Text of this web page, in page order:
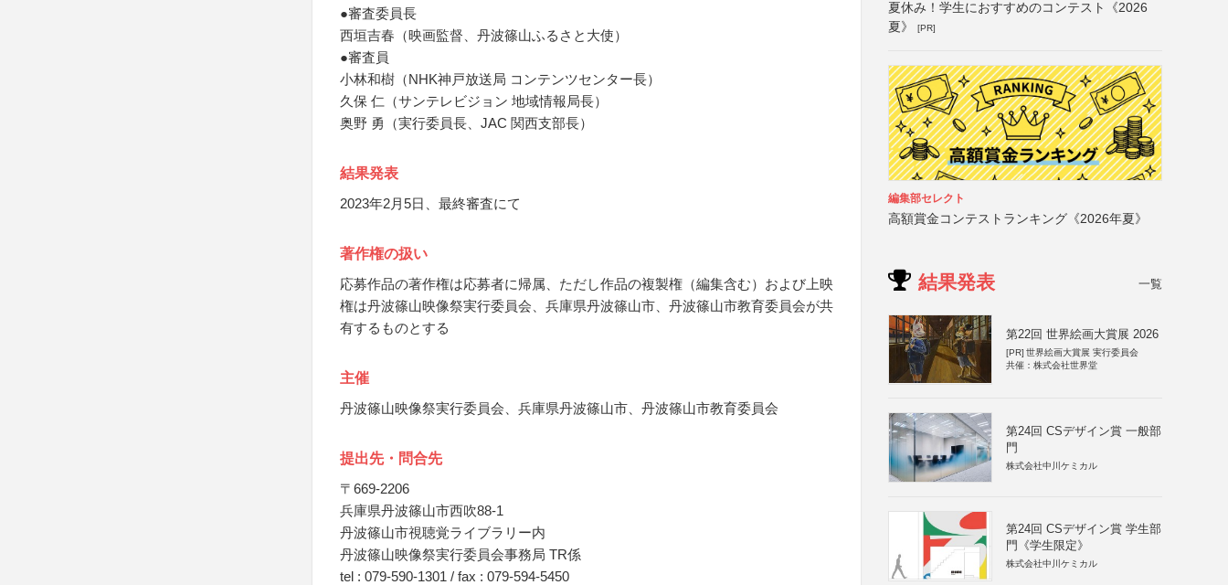
●審査委員長
西垣吉春（映画監督、丹波篠山ふるさと大使）
●審査員
小林和樹（NHK神戸放送局 コンテンツセンター長）
久保 仁（サンテレビジョン 地域情報局長）
奥野 勇（実行委員長、JAC 関西支部長）
結果発表
2023年2月5日、最終審査にて
著作権の扱い
応募作品の著作権は応募者に帰属、ただし作品の複製権（編集含む）および上映
権は丹波篠山映像祭実行委員会、兵庫県丹波篠山市、丹波篠山市教育委員会が共
有するものとする
主催
丹波篠山映像祭実行委員会、兵庫県丹波篠山市、丹波篠山市教育委員会
提出先・問合先
〒669-2206
兵庫県丹波篠山市西吹88-1
丹波篠山市視聴覚ライブラリー内
丹波篠山映像祭実行委員会事務局 TR係
tel : 079-590-1301 / fax : 079-594-5450
夏休み！学生におすすめのコンテスト《2026
夏》
[PR]
編集部セレクト
高額賞金コンテストランキング《2026年夏》
結果発表 一覧
第22回 世界絵画大賞展 2026
[PR] 世界絵画大賞展 実行委員会
共催：株式会社世界堂
第24回 CSデザイン賞 一般部
門
株式会社中川ケミカル
第24回 CSデザイン賞 学生部
門《学生限定》
株式会社中川ケミカル